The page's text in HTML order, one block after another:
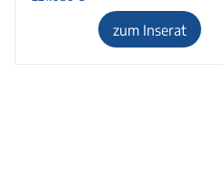
zum Inserat